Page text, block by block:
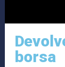
borsa